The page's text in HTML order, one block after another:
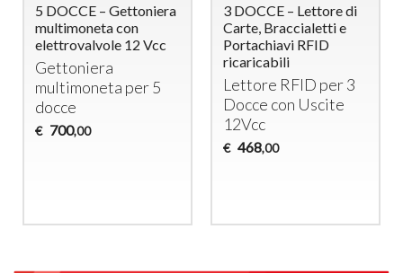
5 DOCCE – Gettoniera
multimoneta con
elettrovalvole 12 Vcc
Gettoniera
multimoneta per 5
docce
€ 700,00
3 DOCCE – Lettore di
Carte, Braccialetti e
Portachiavi RFID
ricaricabili
Lettore RFID per 3
Docce con Uscite
12Vcc
€ 468,00